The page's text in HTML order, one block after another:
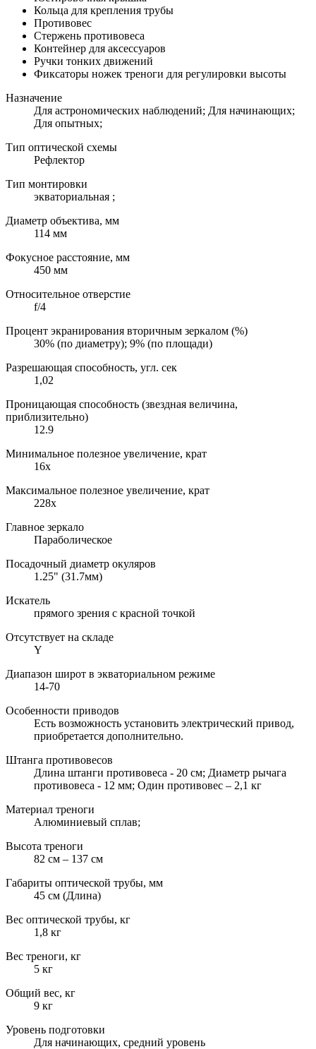
Кольца для крепления трубы
Противовес
Стержень противовеса
Контейнер для аксессуаров
Ручки тонких движений
Фиксаторы ножек треноги для регулировки высоты
Назначение
Для астрономических наблюдений; Для начинающих;
Для опытных;
Тип оптической схемы
Рефлектор
Тип монтировки
экваториальная ;
Диаметр объектива, мм
114 мм
Фокусное расстояние, мм
450 мм
Относительное отверстие
f/4
Процент экранирования вторичным зеркалом (%)
30% (по диаметру); 9% (по площади)
Разрешающая способность, угл. сек
1,02
Проницающая способность (звездная величина,
приблизительно)
12.9
Минимальное полезное увеличение, крат
16x
Максимальное полезное увеличение, крат
228x
Главное зеркало
Параболическое
Посадочный диаметр окуляров
1.25" (31.7мм)
Искатель
прямого зрения с красной точкой
Отсутствует на складе
Y
Диапазон широт в экваториальном режиме
14-70
Особенности приводов
Есть возможность установить электрический привод,
приобретается дополнительно.
Штанга противовесов
Длина штанги противовеса - 20 см; Диаметр рычага
противовеса - 12 мм; Один противовес – 2,1 кг
Материал треноги
Алюминиевый сплав;
Высота треноги
82 см – 137 см
Габариты оптической трубы, мм
45 см (Длина)
Вес оптической трубы, кг
1,8 кг
Вес треноги, кг
5 кг
Общий вес, кг
9 кг
Уровень подготовки
Для начинающих, средний уровень